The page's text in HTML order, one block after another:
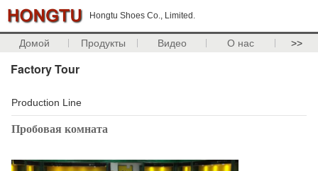
Hongtu Shoes Co., Limited.
Домой Продукты Видео О нас >>
Factory Tour
Production Line
Пробовая комната